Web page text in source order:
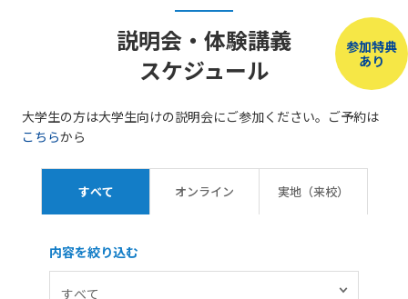
参加特典
あり
説明会・体験講義
スケジュール
大学生の方は大学生向けの説明会にご参加ください。ご予約は
こちらから
すべて オンライン 実地（来校）
内容を絞り込む